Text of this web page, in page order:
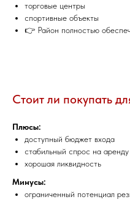
торговые центры
спортивные объекты
👉 Район полностью
Стоит ли покупать
Плюсы:
доступный бюджет входа
стабильный спрос на аренду
хорошая ликвидность
Минусы:
ограниченный потенциал